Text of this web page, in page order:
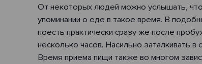
От некоторых людей можно услышать,
упоминании о еде в такое время. В
поесть практически сразу же после
несколько часов. Насильно заталкивать
Время приема пищи также во многом